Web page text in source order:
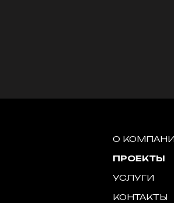
О
ПРОЕКТЫ
УСЛУГИ
КОНТАКТЫ